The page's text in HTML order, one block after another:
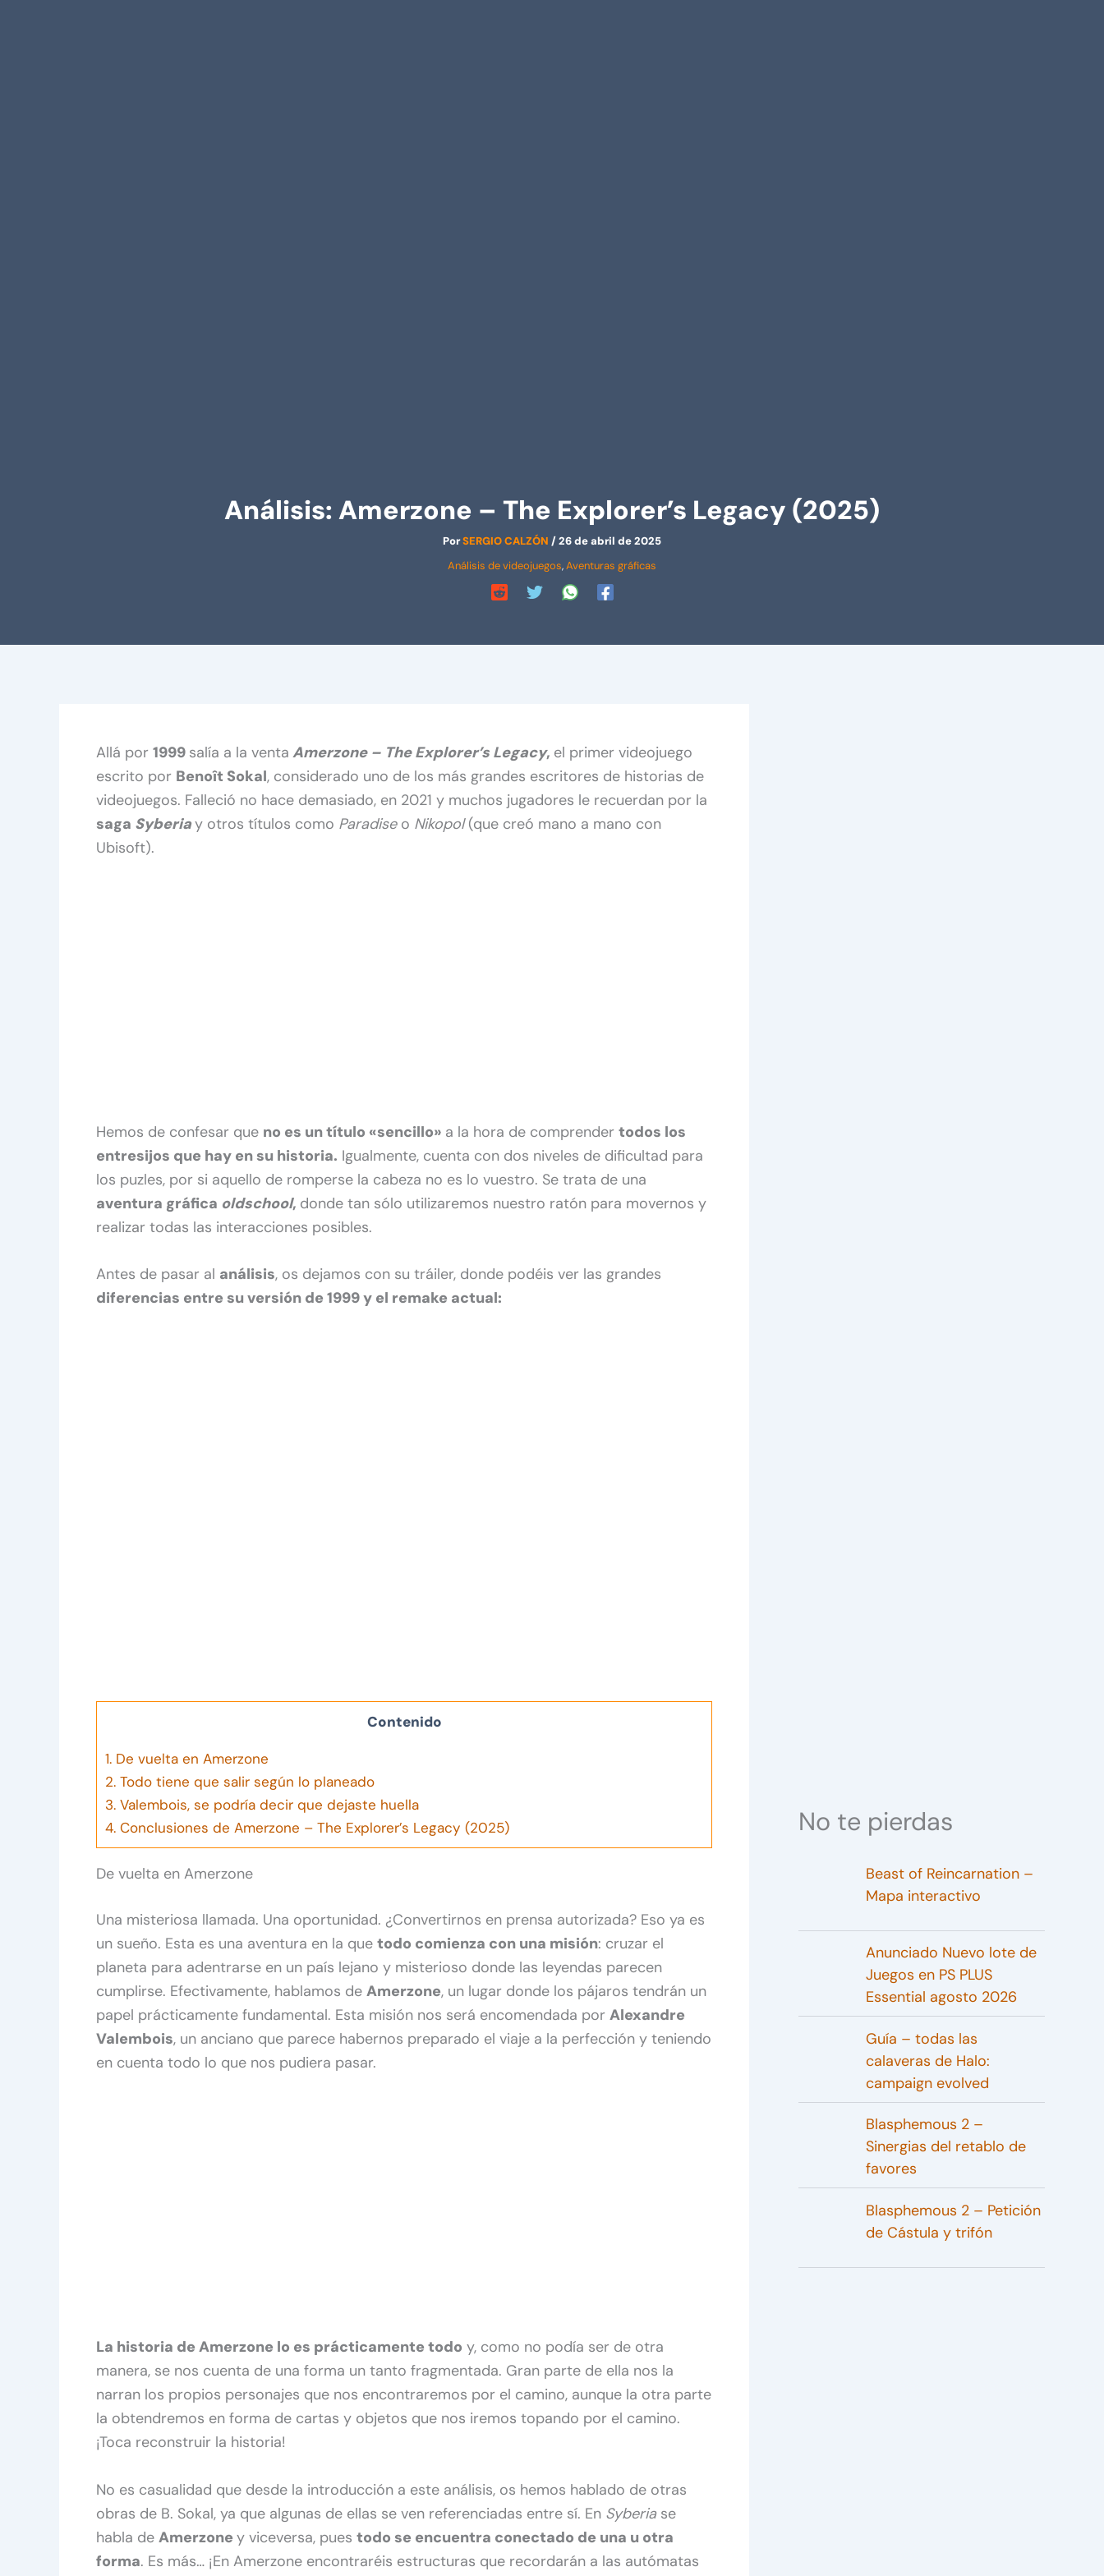
Análisis: Amerzone – The Explorer’s Legacy (2025)
PorSERGIO CALZÓN /26 de abril de 2025
Análisis de videojuegos,Aventuras gráficas
Allá por 1999 salía a la venta Amerzone – The Explorer’s Legacy, el primer videojuego
escrito por Benoît Sokal, considerado uno de los más grandes escritores de historias de
videojuegos. Falleció no hace demasiado, en 2021 y muchos jugadores le recuerdan por la
saga Syberiay otros títulos como Paradise o Nikopol(que creó mano a mano con
Ubisoft).
Hemos de confesar que no es un título «sencillo» a la hora de comprender todos los
entresijos que hay en su historia. Igualmente, cuenta con dos niveles de dificultad para
los puzles, por si aquello de romperse la cabeza no es lo vuestro. Se trata de una
aventura gráfica oldschool, donde tan sólo utilizaremos nuestro ratón para movernos y
realizar todas las interacciones posibles.
Antes de pasar al análisis, os dejamos con su tráiler, donde podéis ver las grandes
diferencias entre su versión de 1999 y el remake actual:
Contenido
1. De vuelta en Amerzone
2. Todo tiene que salir según lo planeado
3. Valembois, se podría decir que dejaste huella
4. Conclusiones de Amerzone – The Explorer’s Legacy (2025)
De vuelta en Amerzone
Una misteriosa llamada. Una oportunidad. ¿Convertirnos en prensa autorizada? Eso ya es
un sueño. Esta es una aventura en la que todo comienza con una misión: cruzar el
planeta para adentrarse en un país lejano y misterioso donde las leyendas parecen
cumplirse. Efectivamente, hablamos de Amerzone, un lugar donde los pájaros tendrán un
papel prácticamente fundamental. Esta misión nos será encomendada por Alexandre
Valembois, un anciano que parece habernos preparado el viaje a la perfección y teniendo
en cuenta todo lo que nos pudiera pasar.
La historia de Amerzone lo es prácticamente todo y, como no podía ser de otra
manera, se nos cuenta de una forma un tanto fragmentada. Gran parte de ella nos la
narran los propios personajes que nos encontraremos por el camino, aunque la otra parte
la obtendremos en forma de cartas y objetos que nos iremos topando por el camino.
¡Toca reconstruir la historia!
No es casualidad que desde la introducción a este análisis, os hemos hablado de otras
obras de B. Sokal, ya que algunas de ellas se ven referenciadas entre sí. En Syberia se
habla de Amerzone y viceversa, pues todo se encuentra conectado de una u otra
forma. Es más… ¡En Amerzone encontraréis estructuras que recordarán a las autómatas
No te pierdas
Beast of Reincarnation –
Mapa interactivo
Anunciado Nuevo lote de
Juegos en PS PLUS
Essential agosto 2026
Guía – todas las
calaveras de Halo:
campaign evolved
Blasphemous 2 –
Sinergias del retablo de
favores
Blasphemous 2 – Petición
de Cástula y trifón